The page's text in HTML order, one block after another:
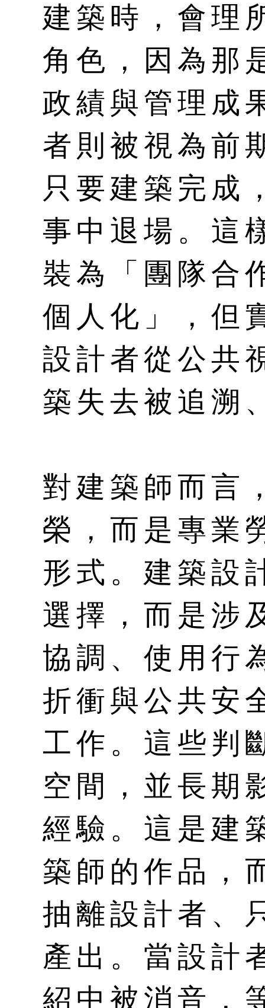
建築時，會理
角色，因為那
政績與管理成
者則被視為前
只要建築完成
事中退場。這
裝為「團隊合
個人化」，但
設計者從公共
築失去被追溯
對建築師而言
榮，而是專業
形式。建築設
選擇，而是涉
協調、使用行
折衝與公共安
工作。這些判
空間，並長期
經驗。這是建
築師的作品，
抽離設計者、
產出。當設計
紹中被消音，